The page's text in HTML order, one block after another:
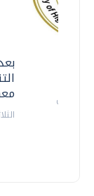
الثلاثاء، 04